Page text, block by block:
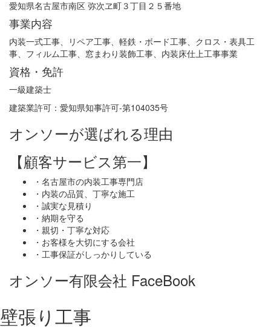
愛知県名古屋市南区 弥次ヱ町３丁目２５番地
事業内容
内装一式工事、リペア工事、軽鉄・ボード工事、クロス・表具工
事、フィルム工事、窓まわり装飾工事、内装床仕上工事事業
資格・免許
一級建築士
建築業許可：愛知県知事許可-第104035号
オンソーが選ばれる理由
【顧客サービス第一】
・名古屋市の内装工事専門店
・内装の品質、丁寧な施工
・誠実な見積り
・納期を守る
・親切・丁寧な対応
・お客様を大切にする会社
・工事保証がしっかりしている
オンソー有限会社 FaceBook
壁張り工事